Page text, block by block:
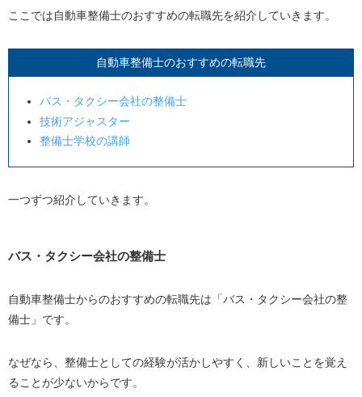
ここでは自動車整備士のおすすめの転職先を紹介していきます。
自動車整備士のおすすめの転職先
バス・タクシー会社の整備士
技術アジャスター
整備士学校の講師
一つずつ紹介していきます。
バス・タクシー会社の整備士
自動車整備士からのおすすめの転職先は「バス・タクシー会社の整
備士」です。
なぜなら、整備士としての経験が活かしやすく、新しいことを覚え
ることが少ないからです。